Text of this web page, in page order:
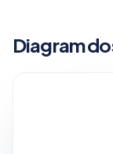
Diagram